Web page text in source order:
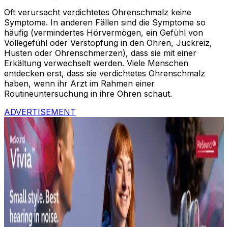
Oft verursacht verdichtetes Ohrenschmalz keine
Symptome. In anderen Fällen sind die Symptome so
häufig (vermindertes Hörvermögen, ein Gefühl von
Völlegefühl oder Verstopfung in den Ohren, Juckreiz,
Husten oder Ohrenschmerzen), dass sie mit einer
Erkältung verwechselt werden. Viele Menschen
entdecken erst, dass sie verdichtetes Ohrenschmalz
haben, wenn ihr Arzt im Rahmen einer
Routineuntersuchung in ihre Ohren schaut.
ADVERTISEMENT